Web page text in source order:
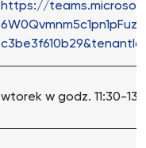
https://
wtorek w godz. 11:30-